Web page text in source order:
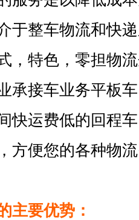
于整车物流和快
，特色，零担物
承接车业务平板
快运费低的回程
方便您的各种物
主要优势：